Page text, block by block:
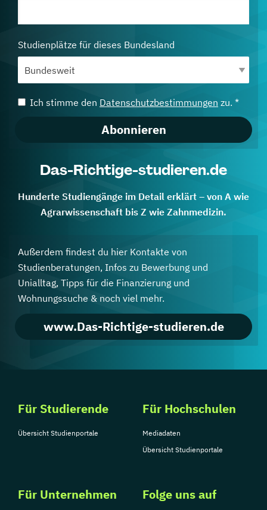
Studienplätze für dieses Bundesland
Ich stimme den Datenschutzbestimmungen zu. *
Abonnieren
Das-Richtige-studieren.de
Hunderte Studiengänge im Detail erklärt – von A wie
Agrarwissenschaft bis Z wie Zahnmedizin.
Außerdem findest du hier Kontakte von
Studienberatungen, Infos zu Bewerbung und
Unialltag, Tipps für die Finanzierung und
Wohnungssuche & noch viel mehr.
www.Das-Richtige-studieren.de
Für Studierende
Übersicht Studienportale
Für Hochschulen
Mediadaten
Übersicht Studienportale
Für Unternehmen Folge uns auf